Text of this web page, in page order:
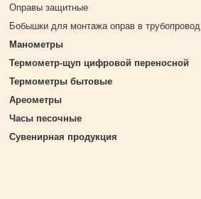
Оправы защитные
Бобышки для монтажа оправ в трубопровод
Манометры
Термометр-щуп цифровой переносной
Термометры бытовые
Ареометры
Часы песочные
Сувенирная продукция